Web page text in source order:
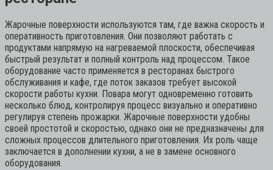
Жарочные поверхности используются там, где важна скорость и
оперативность приготовления. Они позволяют работать с
продуктами напрямую на нагреваемой плоскости, обеспечивая
быстрый результат и полный контроль над процессом. Такое
оборудование часто применяется в ресторанах быстрого
обслуживания и кафе, где поток заказов требует высокой
скорости работы кухни. Повара могут одновременно готовить
несколько блюд, контролируя процесс визуально и оперативно
регулируя степень прожарки. Жарочные поверхности удобны
своей простотой и скоростью, однако они не предназначены для
сложных процессов длительного приготовления. Их роль чаще
заключается в дополнении кухни, а не в замене основного
оборудования.